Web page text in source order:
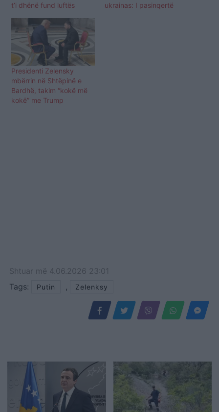
t’i dhënë fund luftës
ukrainas: I pasinqertë
Presidenti Zelensky
mbërrin në Shtëpinë e
Bardhë, takim “kokë më
kokë” me Trump
Shtuar më 4.06.2026 23:01
Tags:
Putin , Zelenksy